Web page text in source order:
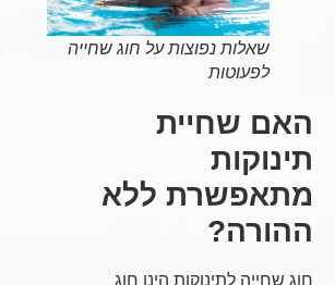
שאלות נפוצות על חוג שחייה
לפעוטות
האם שחיית
תינוקות
מתאפשרת ללא
ההורה?
חוג שחייה לתינוקות הינו חוג